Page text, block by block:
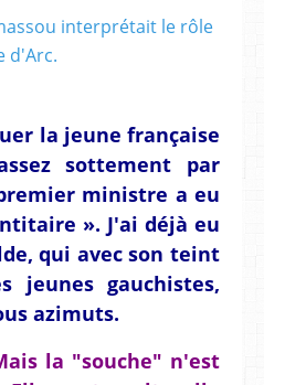
la jeune française
sottement par
ministre a eu
». J'ai déjà eu
qui avec son teint
jeunes gauchistes,
azimuts.
la "souche" n'est